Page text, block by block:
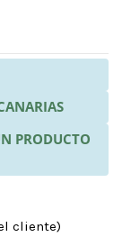
PRODUCTO
cliente)